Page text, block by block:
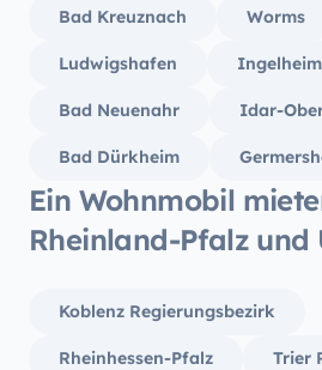
Bad Kreuznach Worms
Ludwigshafen
Bad Neuenahr Idar-
Bad Dürkheim
Ein Wohnmobil
Rheinland-Pfalz und
Koblenz Regierungsbezirk
Rheinhessen-Pfalz Trier